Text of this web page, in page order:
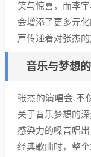
笑与惊喜，而李
会增添了更多元
声传递着对张杰的
音乐与梦想
张杰的演唱会,不
关于音乐梦想的
感染力的嗓音唱
经典歌曲时，整